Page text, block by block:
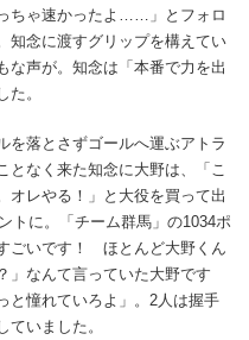
ちゃ速かったよ……」とフォロ
知念に渡すグリップを構えてい
な声が。知念は「本番で力を出
。
を落とさずゴールへ運ぶアトラ
となく来た知念に大野は、「こ
オレやる！」と大役を買って出
トに。「チーム群馬」の1034ポ
ごいです！ ほとんど大野くん
」なんて言っていた大野です
と憧れていろよ」。2人は握手
いました。